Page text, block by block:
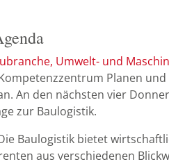
Umwelt- und
Planen
An den nächsten vier
zur Baulogistik.
Baulogistik bietet
aus verschiedenen